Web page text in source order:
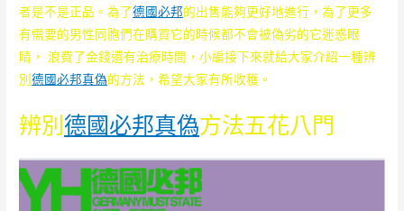
者是不是正品。為了德國必邦的出售能夠更好地進行，為了更多
有需要的男性同胞們在購買它的時候都不會被偽劣的它迷惑眼
睛， 浪費了金錢還有治療時間，小編接下來就給大家介紹一種辨
別德國必邦真偽的方法，希望大家有所收穫。
辨別 德國必邦真偽方法五花八門